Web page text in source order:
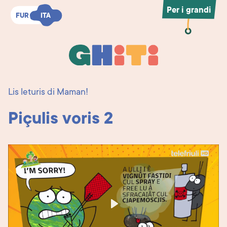
FUR ITA
FUR ITA
Ghiti
Per i grandi
Lis leturis di Maman!
Piçulis voris 2
Play